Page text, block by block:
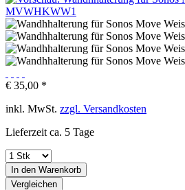
€ 35,00 *
inkl. MwSt. zzgl. Versandkosten
Lieferzeit ca. 5 Tage
In den Warenkorb
Vergleichen